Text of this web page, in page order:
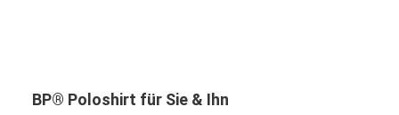
BP® Poloshirt für Sie & Ihn